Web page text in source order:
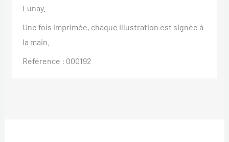
Lunay.
Une fois imprimée, chaque illustration est signée à
la main.
Référence : 000192